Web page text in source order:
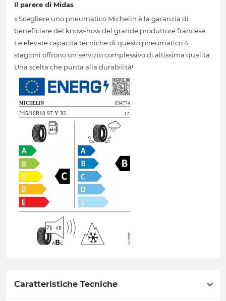
Il parere di Midas
« Scegliere uno pneumatico Michelin è la garanzia di
beneficiare del know-how del grande produttore francese.
Le elevate capacità tecniche di questo pneumatico 4
stagioni offrono un servizio complessivo di altissima qualità.
Una scelta che punta alla durabilità!
Caratteristiche Tecniche